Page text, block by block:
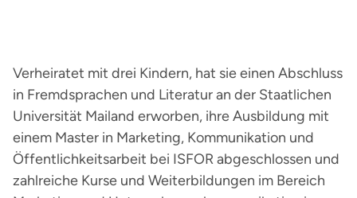
Verheiratet mit drei Kindern, hat sie einen Abschluss
in Fremdsprachen und Literatur an der Staatlichen
Universität Mailand erworben, ihre Ausbildung mit
einem Master in Marketing, Kommunikation und
Öffentlichkeitsarbeit bei ISFOR abgeschlossen und
zahlreiche Kurse und Weiterbildungen im Bereich